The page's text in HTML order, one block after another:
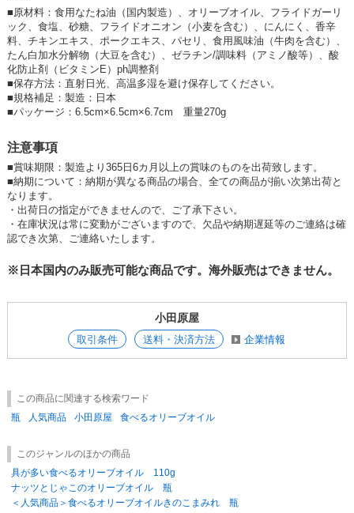
■原材料：食用なたね油（国内製造）、オリーブオイル、フライドガーリ
ック、食塩、砂糖、フライドオニオン（小麦を含む）、にんにく、香辛
料、チキンエキス、ポークエキス、パセリ、食用風味油（牛肉を含む）、
たん白加水分解物（大豆を含む）、ゼラチン/調味料（アミノ酸等）、酸
化防止剤（ビタミンE）ph調整剤
■保存方法：直射日光、高温多湿を避け保存してください。
■規格補足：製造：日本
■パッケージ：6.5cm×6.5cm×6.7cm 重量270g
注意事項
■賞味期限：製造より365日6カ月以上の賞味のものを出荷致します。
■納期について：納期が異なる商品の場合、全ての商品が揃い次第出荷と
なります。
・出荷日の指定ができませんので、ご了承下さい。
・在庫状況は常に変動がございますので、欠品や納期遅延等のご連絡は確
認でき次第、ご連絡いたします。
※日本国内のみ販売可能な商品です。海外販売はできません。
小田原屋
取引条件 送料・決済方法 企業情報
この商品に関連する検索ワード
瓶
人気商品 小田原屋 食べるオリーブオイル
このジャンルのほかの商品
具が多い食べるオリーブオイル 110g
ナッツとじゃこのオリーブオイル 瓶
＜人気商品＞食べるオリーブオイルきのこまみれ 瓶